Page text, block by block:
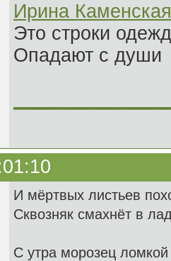
Ирина Каменская
Это строки
Опадают с души
И мёртвых листьев
Сквозняк смахнёт в
С утра морозец